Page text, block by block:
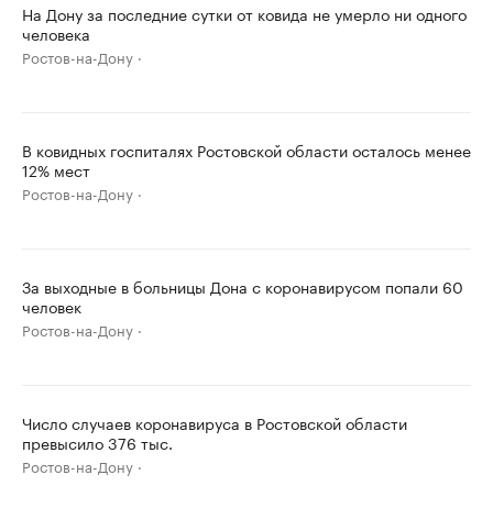
На Дону за последние сутки от ковида не умерло ни одного
человека
Ростов-на-Дону
В ковидных госпиталях Ростовской области осталось менее
12% мест
Ростов-на-Дону
За выходные в больницы Дона с коронавирусом попали 60
человек
Ростов-на-Дону
Число случаев коронавируса в Ростовской области
превысило 376 тыс.
Ростов-на-Дону